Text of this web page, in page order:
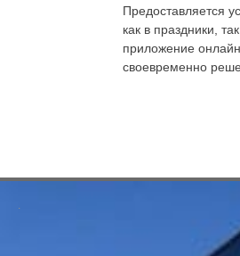
Предоставляется
как в праздники,
приложение
своевременно
.